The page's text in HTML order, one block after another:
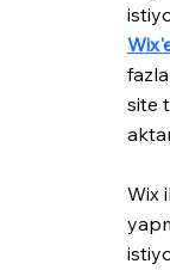
site
Wix